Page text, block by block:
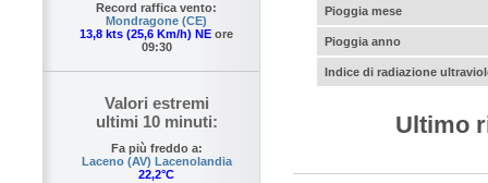
Record raffica vento:
Mondragone (CE)
13,8 kts (25,6 Km/h) NE ore
09:30
Valori estremi
ultimi 10 minuti:
Fa più freddo a:
Laceno (AV) Lacenolandia
22,2°C
Pioggia mese
Pioggia anno
Indice di radiazione
Ultimo